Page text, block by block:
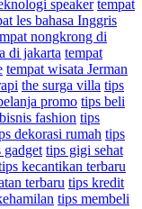
speaker tempat
les bahasa Inggris
nongkrong di
di jakarta tempat
tempat wisata Jerman
the surga villa tips
promo tips beli
fashion tips
dekorasi rumah tips
gadget tips gigi sehat
kecantikan terbaru
terbaru tips kredit
tips membeli